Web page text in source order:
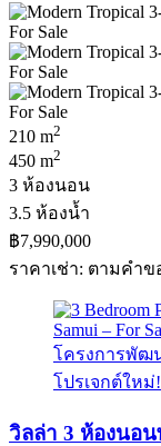
210 m2
450 m2
3 ห้องนอน
3.5 ห้องน้ำ
฿7,990,000
ราคาเช่า: ตามคําข
โครงการพัฒ
โปรเจกต์ใหม่!
วิลล่า 3 ห้องนอ